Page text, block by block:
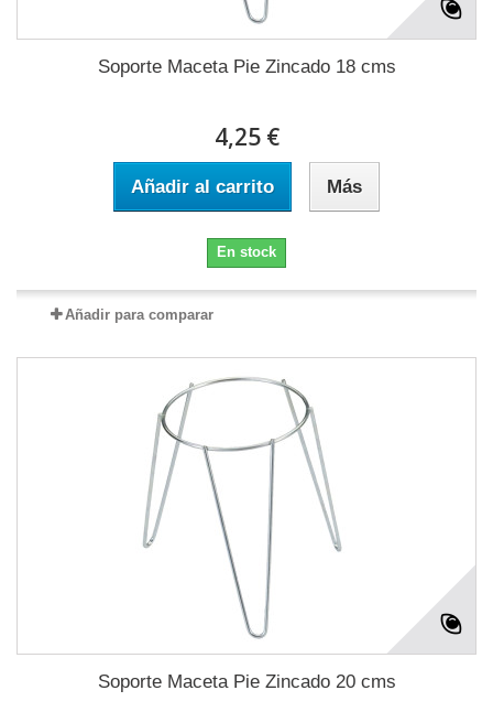
Soporte Maceta Pie Zincado 18 cms
4,25 €
Añadir al carrito Más
En stock
Añadir para comparar
Soporte Maceta Pie Zincado 20 cms